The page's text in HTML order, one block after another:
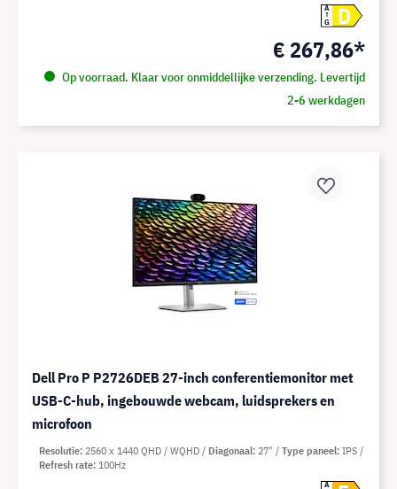
A
G
D
€ 267,86*
Op voorraad. Klaar voor onmiddellijke verzending. Levertijd
2-6 werkdagen
Dell Pro P P2726DEB 27-inch conferentiemonitor met
USB-C-hub, ingebouwde webcam, luidsprekers en
microfoon
A
Resolutie 2560 x 1440 QHD / WQHD Diagonaal 27" Type paneel IPS
Refresh rate 100Hz